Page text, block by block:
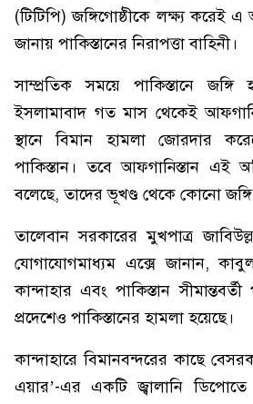
(টিটিপি) জঙ্গিগোষ্ঠীকে লক্ষ্য করেই
জানায় পাকিস্তানের নিরাপত্তা বাহিনী।
সাম্প্রতিক সময়ে পাকিস্তানে
ইসলামাবাদ গত মাস থেকেই
স্থানে বিমান হামলা জোরদার
পাকিস্তান। তবে আফগানিস্তান এই
বলেছে, তাদের ভূখণ্ড থেকে কোনো
তালেবান সরকারের মুখপাত্র
যোগাযোগমাধ্যম এক্সে জানান,
কান্দাহার এবং পাকিস্তান
প্রদেশেও পাকিস্তানের হামলা হয়েছে।
কান্দাহারে বিমানবন্দরের কাছে
এয়ার’-এর একটি জ্বালানি